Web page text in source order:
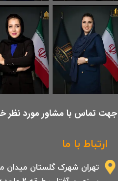
ارتباط با ما
تهران شهرک گلستان میدان
​جهت تماس با مشاور مورد نظر